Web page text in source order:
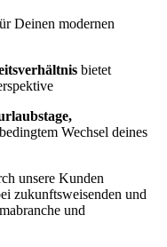
Deinen modernen
bietet
Wechsel deines
unsere Kunden
zukunftsweisenden und
und